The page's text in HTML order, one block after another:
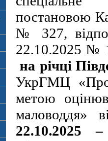
постановою
№ 327,
22.10.2025 №
на річці
УкрГМЦ «Про
метою
22.10.2025